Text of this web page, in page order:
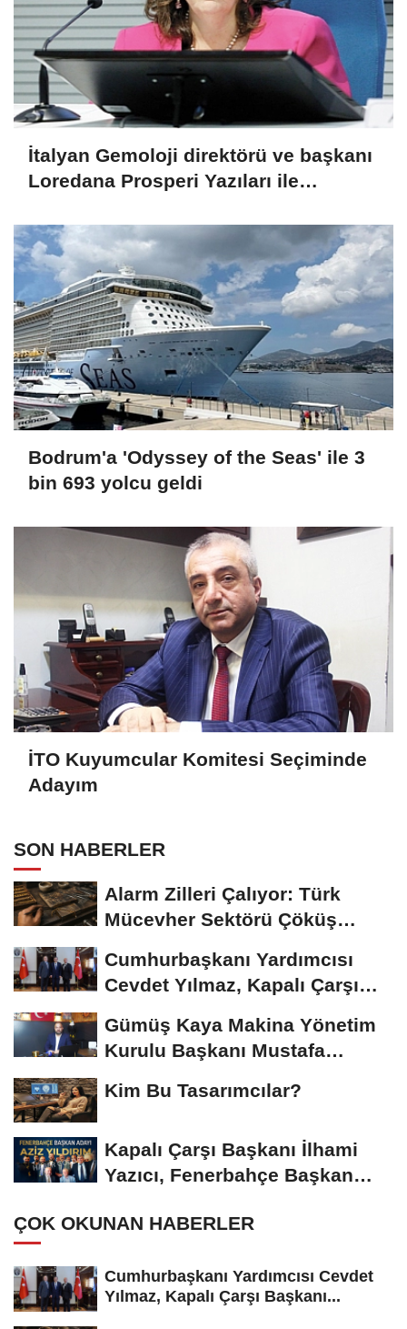
İtalyan Gemoloji direktörü ve başkanı
Loredana Prosperi Yazıları ile
Bodrum'a 'Odyssey of the Seas' ile 3
bin 693 yolcu geldi
İTO Kuyumcular Komitesi Seçiminde
Adayım
SON HABERLER
Alarm Zilleri Çalıyor: Türk
Mücevher Sektörü Çöküş
Cumhurbaşkanı Yardımcısı
Cevdet Yılmaz, Kapalı Çarşı
Gümüş Kaya Makina Yönetim
Kurulu Başkanı Mustafa
Kim Bu Tasarımcılar?
Kapalı Çarşı Başkanı İlhami
Yazıcı, Fenerbahçe Başkan
ÇOK OKUNAN HABERLER
Cumhurbaşkanı Yardımcısı Cevdet
Yılmaz, Kapalı Çarşı Başkanı...